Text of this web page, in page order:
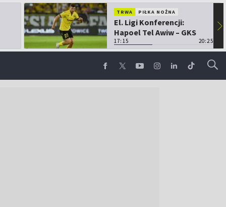
TRWA PIŁKA NOŻNA
El. Ligi Konferencji:
Hapoel Tel Awiw – GKS
Katowice
17:15 20:25
▶